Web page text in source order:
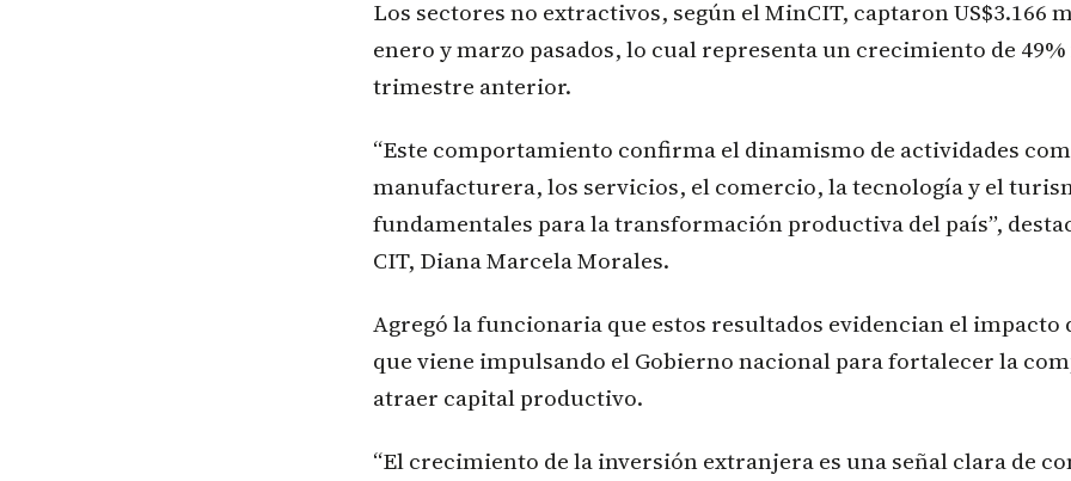
Los sectores no extractivos, según el MinCIT, captaron US$3.166
enero y marzo pasados, lo cual representa un crecimiento de
trimestre anterior.
“Este comportamiento confirma el dinamismo de actividades
manufacturera, los servicios, el comercio, la tecnología y el
fundamentales para la transformación productiva del país”,
CIT, Diana Marcela Morales.
Agregó la funcionaria que estos resultados evidencian el impacto
que viene impulsando el Gobierno nacional para fortalecer la
atraer capital productivo.
“El crecimiento de la inversión extranjera es una señal clara de